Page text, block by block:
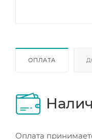
ОПЛАТА
Оплата